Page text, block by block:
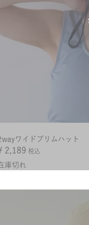
ワイドブリムハット
2,189 税込
庫切れ